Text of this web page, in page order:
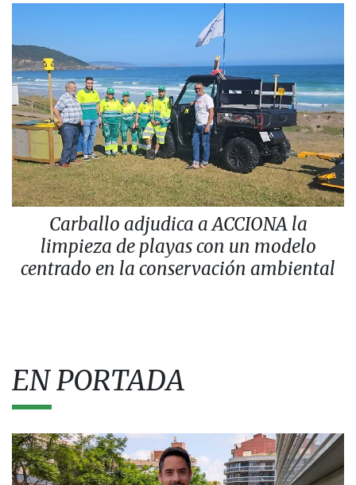
Carballo adjudica a ACCIONA la
limpieza de playas con un modelo
centrado en la conservación ambiental
EN PORTADA